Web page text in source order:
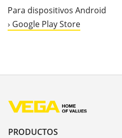
Para dispositivos Android
› Google Play Store
PRODUCTOS